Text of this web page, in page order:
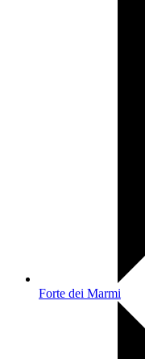
Forte dei Marmi